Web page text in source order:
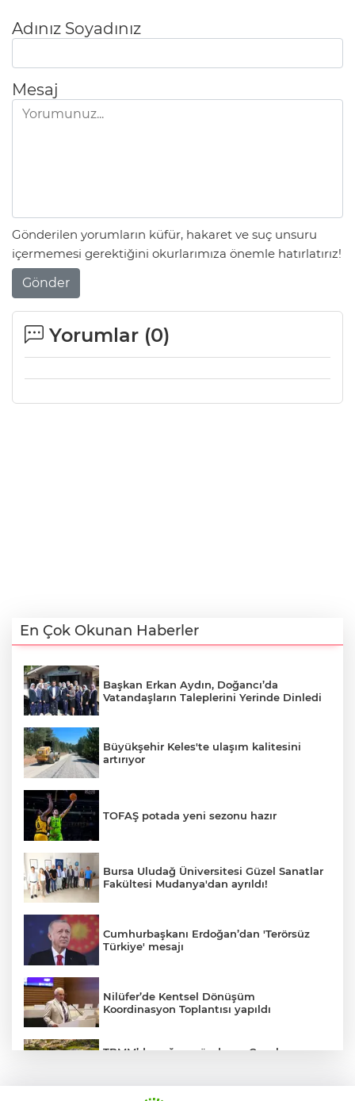
Adınız Soyadınız
Mesaj
Gönderilen yorumların küfür, hakaret ve suç unsuru
içermemesi gerektiğini okurlarımıza önemle hatırlatırız!
Gönder
Yorumlar (0)
En Çok Okunan Haberler
Başkan Erkan Aydın, Doğancı’da
Vatandaşların Taleplerini Yerinde Dinledi
Büyükşehir Keles'te ulaşım kalitesini
artırıyor
TOFAŞ potada yeni sezonu hazır
Bursa Uludağ Üniversitesi Güzel Sanatlar
Fakültesi Mudanya'dan ayrıldı!
Cumhurbaşkanı Erdoğan’dan 'Terörsüz
Türkiye' mesajı
Nilüfer’de Kentsel Dönüşüm
Koordinasyon Toplantısı yapıldı
TBMM’de yoğun gündem... Çocuk